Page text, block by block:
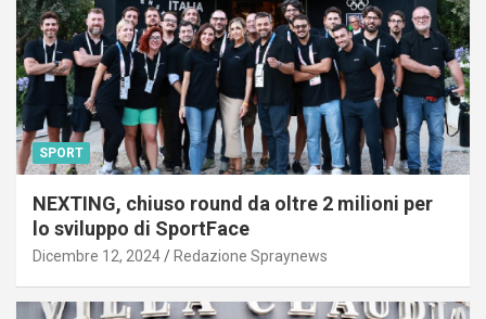
SPORT
NEXTING, chiuso round da oltre 2 milioni per
lo sviluppo di SportFace
Dicembre 12, 2024 Redazione Spraynews